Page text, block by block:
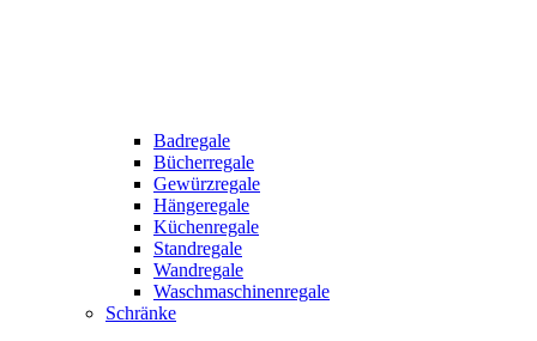
Badregale
Bücherregale
Gewürzregale
Hängeregale
Küchenregale
Standregale
Wandregale
Waschmaschinenregale
Schränke